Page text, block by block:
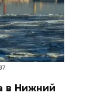
в Нижний